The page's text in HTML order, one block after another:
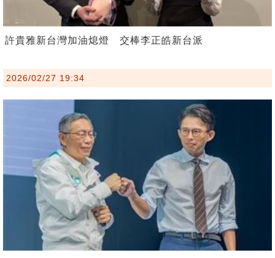
許貴雅新台灣加油熄燈 交棒李正皓新台派
2026/02/27 19:34